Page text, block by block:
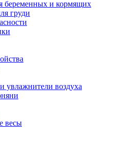
беременных и кормящих
груди
увлажнители воздуха
весы